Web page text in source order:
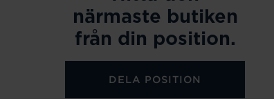
närmaste butiken
från din position.
DELA POSITION